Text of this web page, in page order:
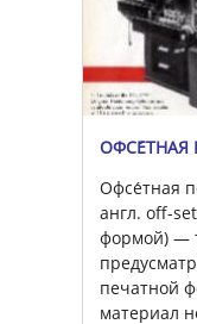
ОФСЕ́ТНАЯ
Офсе́тная
англ. off-
формой) —
печатной
материал